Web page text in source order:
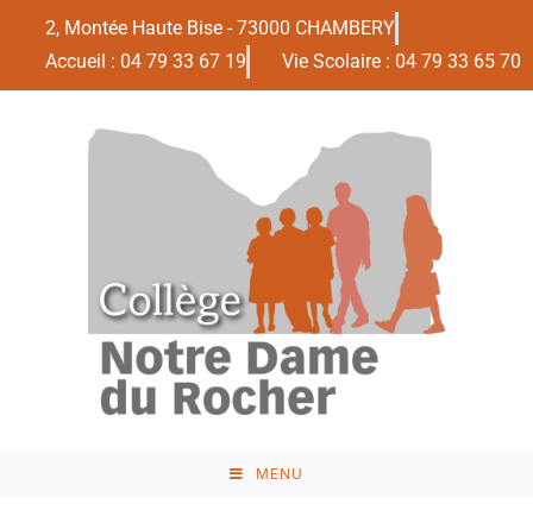
2, Montée Haute Bise - 73000 CHAMBERY
Accueil : 04 79 33 67 19
Vie Scolaire : 04 79 33 65 70
MENU